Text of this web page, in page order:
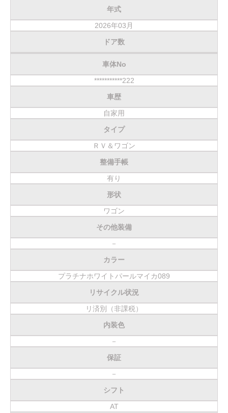
年式
2026年03月
ドア数
車体No
***********222
車歴
自家用
タイプ
ＲＶ＆ワゴン
整備手帳
有り
形状
ワゴン
その他装備
－
カラー
プラチナホワイトパールマイカ089
リサイクル状況
リ済別（非課税）
内装色
－
保証
－
シフト
AT